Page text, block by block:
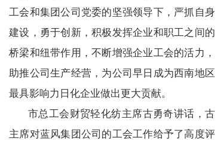
工会和集团公司党委的坚强领导下，严抓自身
建设，勇于创新，积极发挥企业和职工之间的
桥梁和纽带作用，不断增强企业工会的活力，
助推公司生产经营，为公司早日成为西南地区
最具影响力日化企业做出更大贡献。
市总工会财贸轻化纺主席古勇奇讲话，古
主席对蓝风集团公司的工会工作给予了高度评